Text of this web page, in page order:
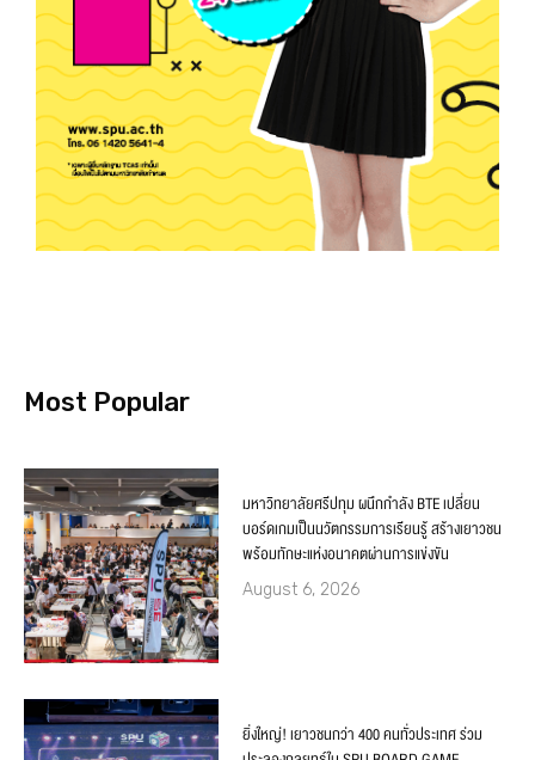
Most Popular
มหาวิทยาลัยศรีปทุม ผนึกกำลัง BTE เปลี่ยน
บอร์ดเกมเป็นนวัตกรรมการเรียนรู้ สร้างเยาวชน
พร้อมทักษะแห่งอนาคตผ่านการแข่งขัน
August 6, 2026
ยิ่งใหญ่! เยาวชนกว่า 400 คนทั่วประเทศ ร่วม